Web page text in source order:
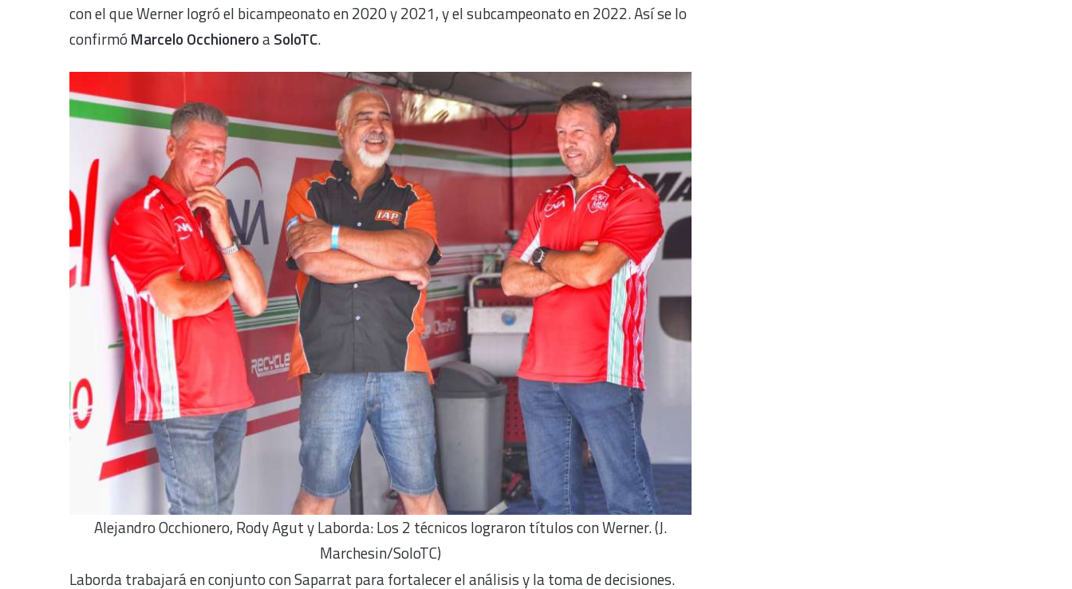
con el que Werner logró el bicampeonato en 2020 y 2021, y el subcampeonato en 2022. Así se lo
confirmó Marcelo OcchioneroaSoloTC.
Alejandro Occhionero, Rody Agut y Laborda: Los 2 técnicos lograron títulos con Werner. (J.
Marchesin/SoloTC)
Laborda trabajará en conjunto con Saparrat para fortalecer el análisis y la toma de decisiones.